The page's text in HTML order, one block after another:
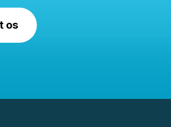
os